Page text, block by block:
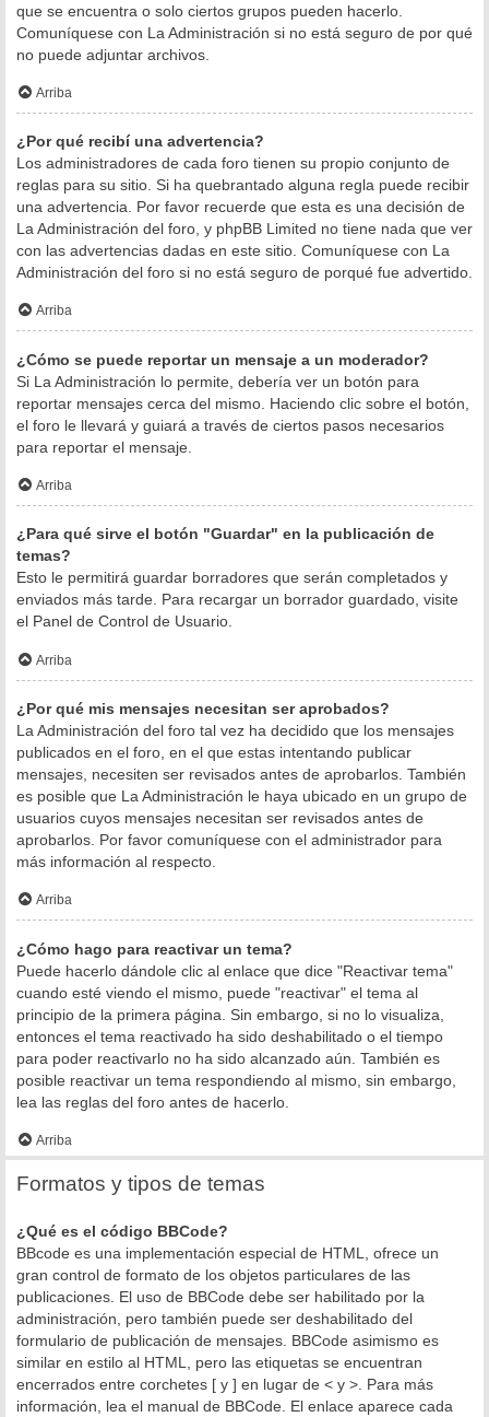
que se encuentra o solo ciertos grupos pueden hacerlo.
Comuníquese con La Administración si no está seguro de por qué
no puede adjuntar archivos.
Arriba
¿Por qué recibí una advertencia?
Los administradores de cada foro tienen su propio conjunto de
reglas para su sitio. Si ha quebrantado alguna regla puede recibir
una advertencia. Por favor recuerde que esta es una decisión de
La Administración del foro, y phpBB Limited no tiene nada que ver
con las advertencias dadas en este sitio. Comuníquese con La
Administración del foro si no está seguro de porqué fue advertido.
Arriba
¿Cómo se puede reportar un mensaje a un moderador?
Si La Administración lo permite, debería ver un botón para
reportar mensajes cerca del mismo. Haciendo clic sobre el botón,
el foro le llevará y guiará a través de ciertos pasos necesarios
para reportar el mensaje.
Arriba
¿Para qué sirve el botón "Guardar" en la publicación de
temas?
Esto le permitirá guardar borradores que serán completados y
enviados más tarde. Para recargar un borrador guardado, visite
el Panel de Control de Usuario.
Arriba
¿Por qué mis mensajes necesitan ser aprobados?
La Administración del foro tal vez ha decidido que los mensajes
publicados en el foro, en el que estas intentando publicar
mensajes, necesiten ser revisados antes de aprobarlos. También
es posible que La Administración le haya ubicado en un grupo de
usuarios cuyos mensajes necesitan ser revisados antes de
aprobarlos. Por favor comuníquese con el administrador para
más información al respecto.
Arriba
¿Cómo hago para reactivar un tema?
Puede hacerlo dándole clic al enlace que dice "Reactivar tema"
cuando esté viendo el mismo, puede "reactivar" el tema al
principio de la primera página. Sin embargo, si no lo visualiza,
entonces el tema reactivado ha sido deshabilitado o el tiempo
para poder reactivarlo no ha sido alcanzado aún. También es
posible reactivar un tema respondiendo al mismo, sin embargo,
lea las reglas del foro antes de hacerlo.
Arriba
Formatos y tipos de temas
¿Qué es el código BBCode?
BBcode es una implementación especial de HTML, ofrece un
gran control de formato de los objetos particulares de las
publicaciones. El uso de BBCode debe ser habilitado por la
administración, pero también puede ser deshabilitado del
formulario de publicación de mensajes. BBCode asimismo es
similar en estilo al HTML, pero las etiquetas se encuentran
encerrados entre corchetes [ y ] en lugar de < y >. Para más
información, lea el manual de BBCode. El enlace aparece cada